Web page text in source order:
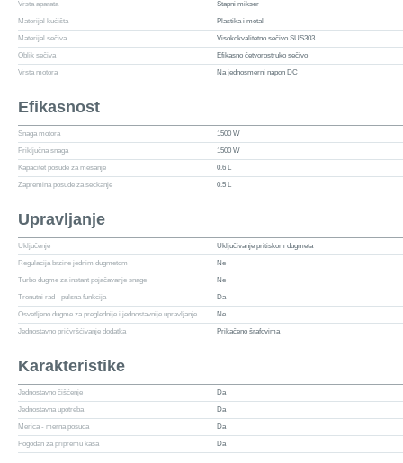
Vrsta aparata Štapni mikser
Materijal kućišta Plastika i metal
Materijal sečiva Visokokvalitetno sečivo SUS303
Oblik sečiva Efikasno četvorostruko sečivo
Vrsta motora Na jednosmerni napon DC
Efikasnost
Snaga motora 1500 W
Priključna snaga 1500 W
Kapacitet posude za mešanje 0.6 L
Zapremina posude za seckanje 0.5 L
Upravljanje
Uključenje Uključivanje pritiskom dugmeta
Regulacija brzine jednim dugmetom Ne
Turbo dugme za instant pojačavanje snage Ne
Trenutni rad - pulsna funkcija Da
Osvetljeno dugme za preglednije i jednostavnije upravljanje Ne
Jednostavno pričvršćivanje dodatka Prikačeno šrafovima
Karakteristike
Jednostavno čišćenje Da
Jednostavna upotreba Da
Merica - merna posuda Da
Pogodan za pripremu kaša Da